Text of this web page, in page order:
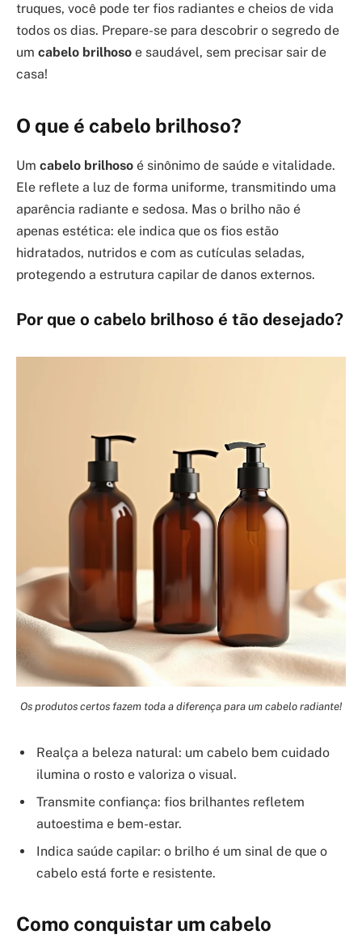
truques, você pode ter fios radiantes e cheios de vida
todos os dias. Prepare-se para descobrir o segredo de
um cabelo brilhoso e saudável, sem precisar sair de
casa!
O que é cabelo brilhoso?
Um cabelo brilhoso é sinônimo de saúde e vitalidade.
Ele reflete a luz de forma uniforme, transmitindo uma
aparência radiante e sedosa. Mas o brilho não é
apenas estética: ele indica que os fios estão
hidratados, nutridos e com as cutículas seladas,
protegendo a estrutura capilar de danos externos.
Por que o cabelo brilhoso é tão desejado?
Os produtos certos fazem toda a diferença para um cabelo radiante!
Realça a beleza natural: um cabelo bem cuidado
ilumina o rosto e valoriza o visual.
Transmite confiança: fios brilhantes refletem
autoestima e bem-estar.
Indica saúde capilar: o brilho é um sinal de que o
cabelo está forte e resistente.
Como conquistar um cabelo